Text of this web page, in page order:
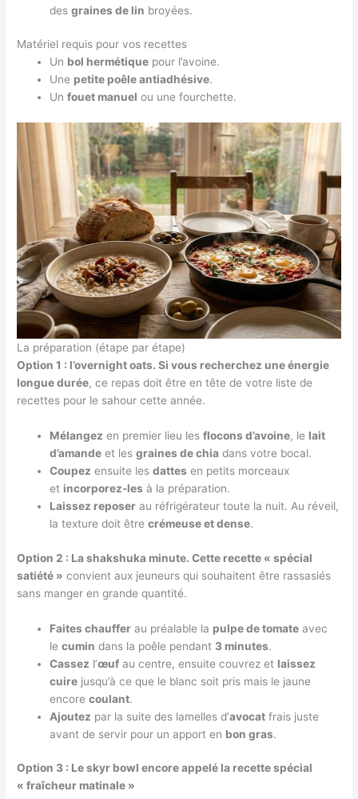
desgraines de lin broyées.
Matériel requis pour vos recettes
Un bol hermétique pour l’avoine.
Une petite poêle antiadhésive.
Unfouet manuel ou une fourchette.
La préparation (étape par étape)
Option 1 : l’overnight oats. Si vous recherchez une énergie
longue durée, ce repas doit être en tête de votre liste de
recettes pour le sahour cette année.
Mélangez en premier lieu lesflocons d’avoine, le lait
d’amande et lesgraines de chia dans votre bocal.
Coupez ensuite lesdattes en petits morceaux
et incorporez-les à la préparation.
Laissez reposer au réfrigérateur toute la nuit. Au réveil,
la texture doit êtrecrémeuse et dense.
Option 2 : La shakshuka minute. Cette recette « spécial
satiété » convient aux jeuneurs qui souhaitent être rassasiés
sans manger en grande quantité.
Faites chauffer au préalable la pulpe de tomate avec
lecumin dans la poêle pendant 3 minutes.
Cassez l’œuf au centre, ensuite couvrez et laissez
cuire jusqu’à ce que le blanc soit pris mais le jaune
encorecoulant.
Ajoutez par la suite des lamelles d’avocat frais juste
avant de servir pour un apport en bon gras.
Option 3 : Le skyr bowl encore appelé la recette spécial
« fraîcheur matinale »